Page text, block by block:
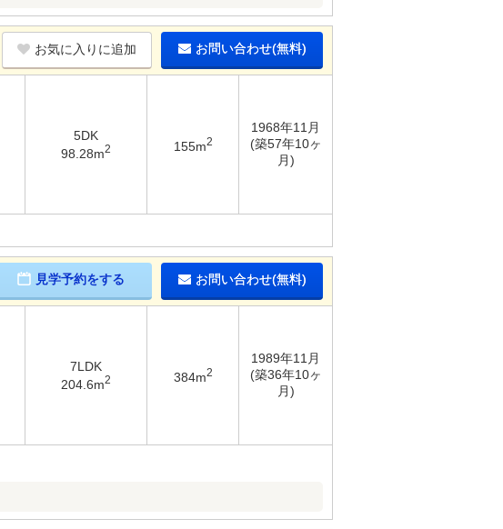
お気に入りに追加 お問い合わせ(無料)
5DK
98.28m2 155m2
1968年11月
(築57年10ヶ
月)
見学予約をする お問い合わせ(無料)
7LDK
204.6m2 384m2
1989年11月
(築36年10ヶ
月)